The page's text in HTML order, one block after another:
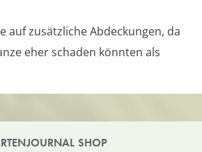
auf zusätzliche Abdeckungen, da
eher schaden könnten als
SHOP